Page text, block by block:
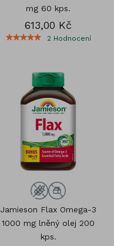
mg 60 kps.
613,00 Kč
2 Hodnocení
Jamieson Flax Omega-3
1000 mg lněný olej 200
kps.